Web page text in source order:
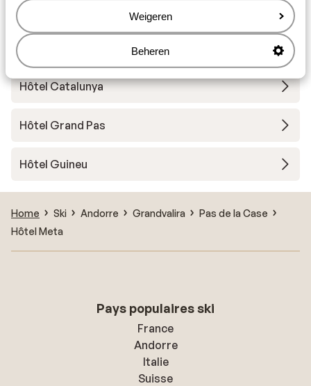
Weigeren
Beheren
Hôtel Piolets Centre
Hôtel Catalunya
Hôtel Grand Pas
Hôtel Guineu
Home Ski Andorre Grandvalira
Pas de la Case
Hôtel Meta
Pays populaires ski
France
Andorre
Italie
Suisse